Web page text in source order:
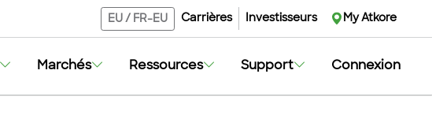
EU / FR-EU Carrières Investisseurs My Atkore
Marchés Ressources Support Connexion